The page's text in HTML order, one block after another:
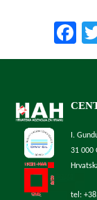
I.
31 000
tel: